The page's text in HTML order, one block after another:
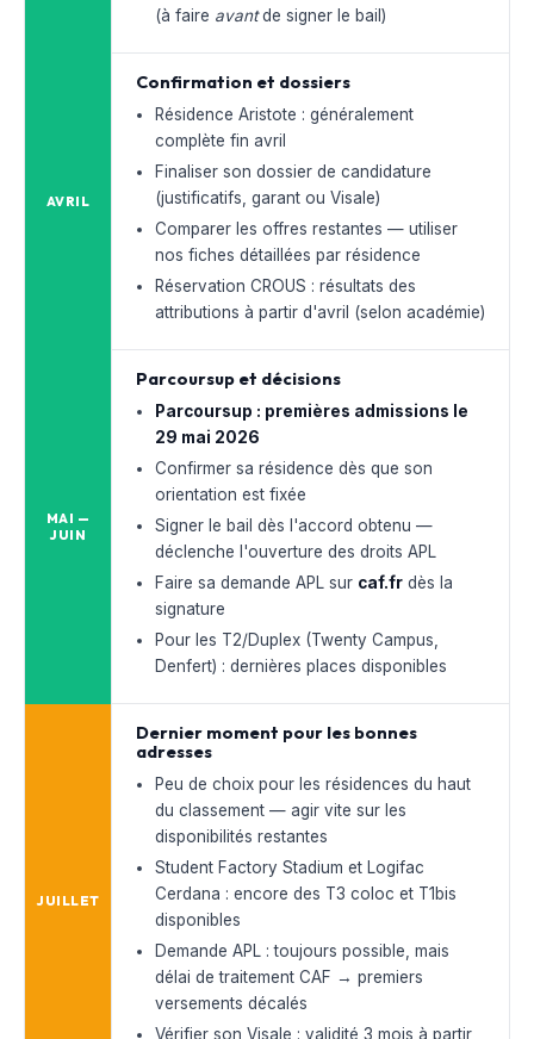
(à faire avantde signer le bail)
AVRIL
Confirmation et dossiers
Résidence Aristote : généralement
complète fin avril
Finaliser son dossier de candidature
(justificatifs, garant ou Visale)
Comparer les offres restantes — utiliser
nos fiches détaillées par résidence
Réservation CROUS : résultats des
attributions à partir d'avril (selon académie)
MAI —
JUIN
Parcoursup et décisions
Parcoursup : premières admissions le
29 mai 2026
Confirmer sa résidence dès que son
orientation est fixée
Signer le bail dès l'accord obtenu —
déclenche l'ouverture des droits APL
Faire sa demande APL sur caf.fr dès la
signature
Pour les T2/Duplex (Twenty Campus,
Denfert) : dernières places disponibles
JUILLET
Dernier moment pour les bonnes
adresses
Peu de choix pour les résidences du haut
du classement — agir vite sur les
disponibilités restantes
Student Factory Stadium et Logifac
Cerdana : encore des T3 coloc et T1bis
disponibles
Demande APL : toujours possible, mais
délai de traitement CAF → premiers
versements décalés
Vérifier son Visale : validité 3 mois à partir